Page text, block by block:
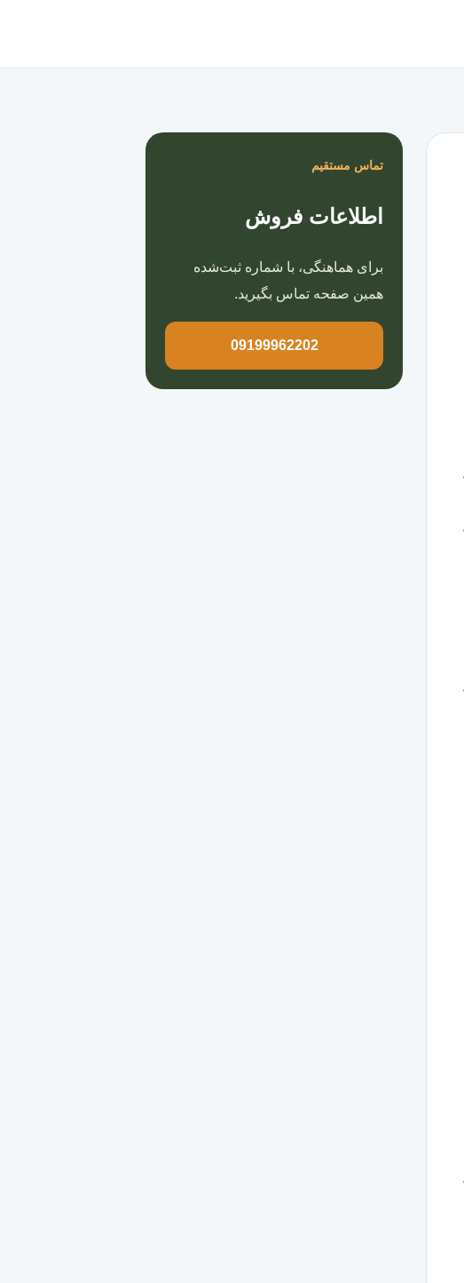
تماس مستقیم
اطلاعات فروش
برای هماهنگی، با شماره ثبت‌شده
همین صفحه تماس بگیرید.
09199962202